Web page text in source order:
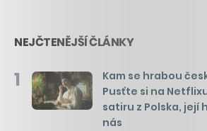
NEJČTENĚJŠÍ ČLÁNKY
1
Kam se hrabou
Pusťte si na
satiru z Polska, její
nás